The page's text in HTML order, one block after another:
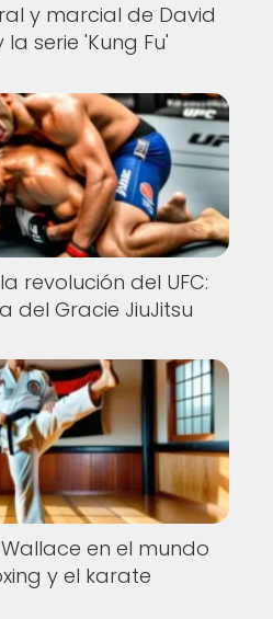
y marcial de David
serie 'Kung Fu'
revolución del UFC:
del Gracie JiuJitsu
en el mundo
y el karate